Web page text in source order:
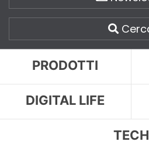
PRODOTTI
DIGITAL LIFE
TECH